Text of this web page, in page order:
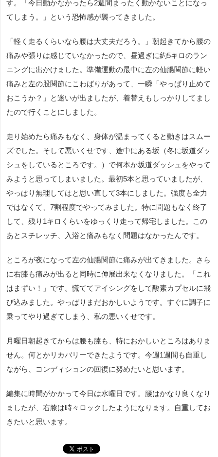
す。「今日動かなかったら2週間まったく動かないことになっ
てしまう。」という恐怖感が襲ってきました。
「軽く走るくらいなら腰は大丈夫だろう。」朝起きてから腰の
痛みや張りは感じていなかったので、昼過ぎに約5キロのラン
ニングに出かけました。準備運動の最中に左の仙腸関節に軽い
痛みと左の股関節にこわばりがあって、一瞬「やっぱり止めて
おこうか？」と迷いが出ましたが、着替えもしっかりしてまし
たので行くことにしました。
走り始めたら痛みもなく、身体が温まってくると動きはスムー
ズでした。そして悪いくせです、途中にある坂（冬に坂道ダッ
シュをしているところです。）で何本か坂道ダッシュをやって
みようと思ってしまいました。最初5本と思っていましたが、
やっぱり無理してはと思い直して3本にしました。強度も全力
ではなくて、7割程度でやってみました。特に問題もなく終了
して、残り1キロくらいをゆっくり走って帰宅しました。この
あとスチレッチ、入浴と痛みもなく問題はなかったんです。
ところが夜になって左の仙腸関節に痛みが出てきました。さら
に右膝も痛みが出ると同時に伸展出来なくなりました。「これ
はまずい！」です。慌ててアイシングをして酸素カプセルに飛
び込みました。やっぱりまだおかしいようです。すぐに調子に
乗ってやり過ぎてしまう、私の悪いくせです。
月曜日朝起きてからは腰も膝も、特におかしいところはありま
せん。何とかリカバリーできたようです。今週1週間も自重し
ながら、コンディションの回復に努めたいと思います。
編集に時間がかかって今日は水曜日です。腰はかなり良くなり
ましたが、右膝は時々ロックしたようになります。自重してお
きたいと思います。